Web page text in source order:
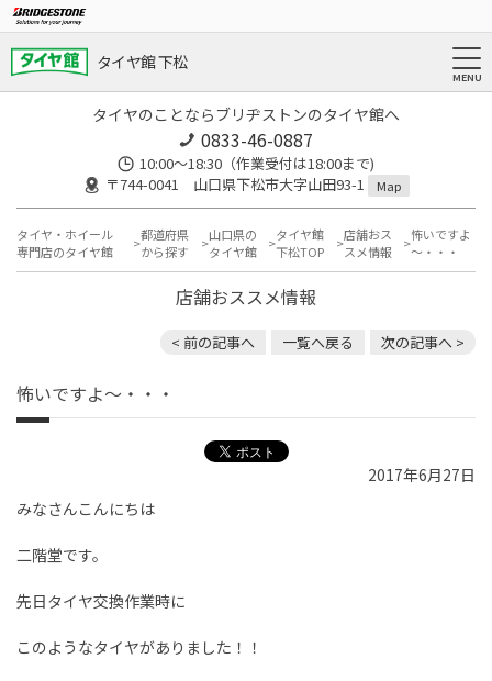
タイヤ館 下松
タイヤのことならブリヂストンのタイヤ館へ
0833-46-0887
10:00～18:30（作業受付は18:00まで)
〒744-0041 山口県下松市大字山田93-1
Map
タイヤ・ホイール
専門店のタイヤ館
都道府県
から探す
山口県の
タイヤ館
タイヤ館
下松TOP
店舗おス
スメ情報
怖いですよ
～・・・
店舗おススメ情報
< 前の記事へ 一覧へ戻る 次の記事へ >
怖いですよ～・・・
2017年6月27日
みなさんこんにちは
二階堂です。
先日タイヤ交換作業時に
このようなタイヤがありました！！